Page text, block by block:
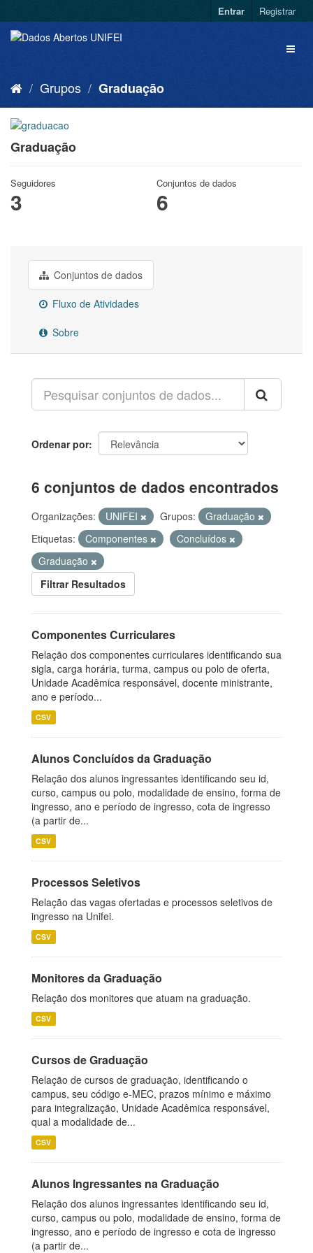
Entrar Registrar
Grupos Graduação
Graduação
Seguidores
3
Conjuntos de dados
6
Conjuntos de dados
Fluxo de Atividades
Sobre
Ordenar por
6 conjuntos de dados encontrados
Organizações: UNIFEI Grupos:
Graduação
Etiquetas:
Componentes
Concluídos
Graduação
Filtrar Resultados
Componentes Curriculares
Relação dos componentes curriculares identificando sua
sigla, carga horária, turma, campus ou polo de oferta,
Unidade Acadêmica responsável, docente ministrante,
ano e período...
CSV
Alunos Concluídos da Graduação
Relação dos alunos ingressantes identificando seu id,
curso, campus ou polo, modalidade de ensino, forma de
ingresso, ano e período de ingresso, cota de ingresso
(a partir de...
CSV
Processos Seletivos
Relação das vagas ofertadas e processos seletivos de
ingresso na Unifei.
CSV
Monitores da Graduação
Relação dos monitores que atuam na graduação.
CSV
Cursos de Graduação
Relação de cursos de graduação, identificando o
campus, seu código e-MEC, prazos mínimo e máximo
para integralização, Unidade Acadêmica responsável,
qual a modalidade de...
CSV
Alunos Ingressantes na Graduação
Relação dos alunos ingressantes identificando seu id,
curso, campus ou polo, modalidade de ensino, forma de
ingresso, ano e período de ingresso e cota de ingresso
(a partir de...